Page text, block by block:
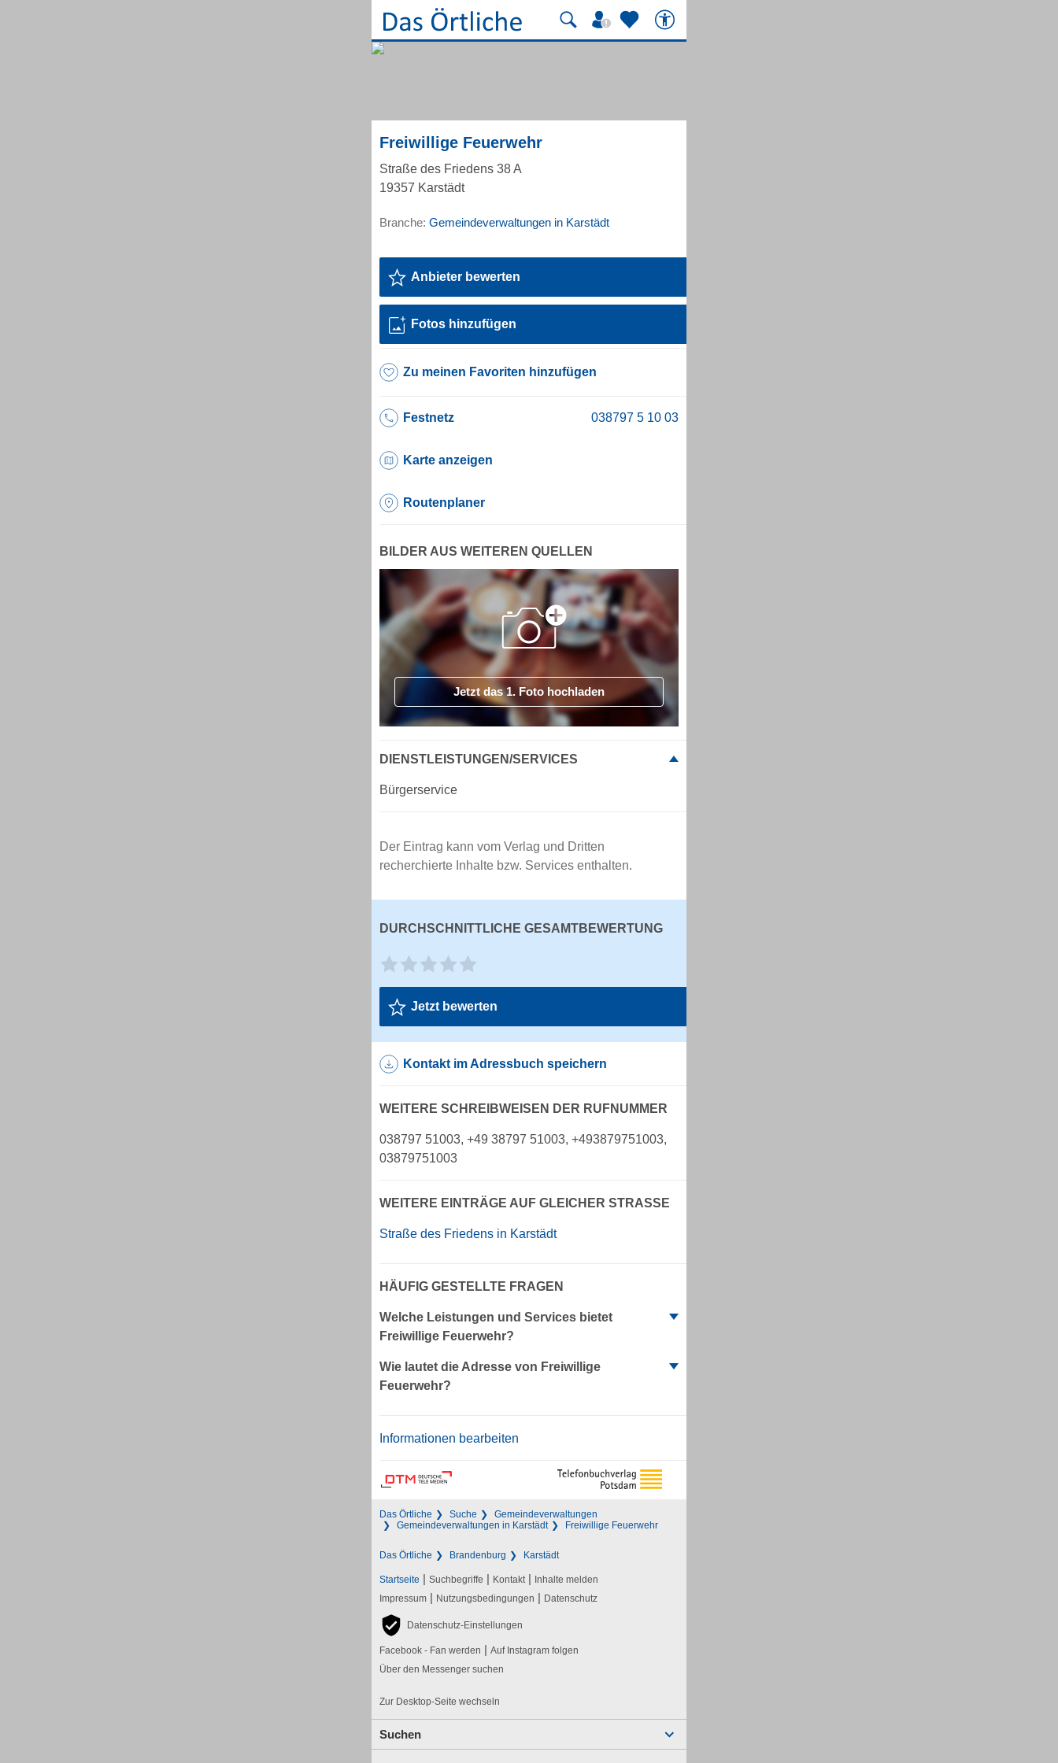
Freiwillige Feuerwehr
Straße des Friedens 38 A
19357 Karstädt
Branche: Gemeindeverwaltungen in Karstädt
Anbieter bewerten
Fotos hinzufügen
Zu meinen Favoriten hinzufügen
Festnetz
Karte anzeigen
Routenplaner
BILDER AUS WEITEREN QUELLEN
Jetzt das 1. Foto hochladen
DIENSTLEISTUNGEN/SERVICES
Bürgerservice
Der Eintrag kann vom Verlag und Dritten
recherchierte Inhalte bzw. Services enthalten.
DURCHSCHNITTLICHE GESAMTBEWERTUNG
Jetzt bewerten
Kontakt im Adressbuch speichern
WEITERE SCHREIBWEISEN DER RUFNUMMER
038797 51003, +49 38797 51003, +493879751003,
03879751003
WEITERE EINTRÄGE AUF GLEICHER STRASSE
Straße des Friedens in Karstädt
HÄUFIG GESTELLTE FRAGEN
Welche Leistungen und Services bietet
Freiwillige Feuerwehr?
Wie lautet die Adresse von Freiwillige
Feuerwehr?
Informationen bearbeiten
Das Örtliche Suche
Gemeindeverwaltungen
Gemeindeverwaltungen in Karstädt
Freiwillige Feuerwehr
Das Örtliche Brandenburg Karstädt
Startseite | Suchbegriffe | Kontakt | Inhalte melden
Impressum | Nutzungsbedingungen | Datenschutz
Datenschutz-Einstellungen
Facebook - Fan werden | Auf Instagram folgen
Über den Messenger suchen
Zur Desktop-Seite wechseln
Suchen